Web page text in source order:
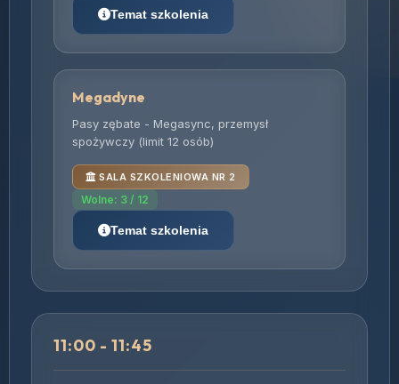
Temat szkolenia
Megadyne
Pasy zębate - Megasync, przemysł
spożywczy (limit 12 osób)
SALA SZKOLENIOWA NR 2
Wolne: 3 / 12
Temat szkolenia
11:00 - 11:45